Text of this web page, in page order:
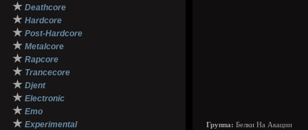
★ Deathcore
★ Hardcore
★ Post-Hardcore
★ Metalcore
★ Rapcore
★ Trancecore
★ Djent
★ Electronic
★ Emo
★ Experimental Группа: Белки На Акации